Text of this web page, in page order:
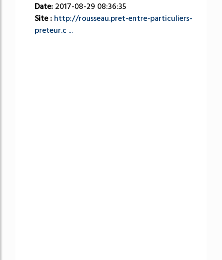
Date: 2017-08-29 08:36:35
Site : http://rousseau.pret-entre-particuliers-
preteur.c ...